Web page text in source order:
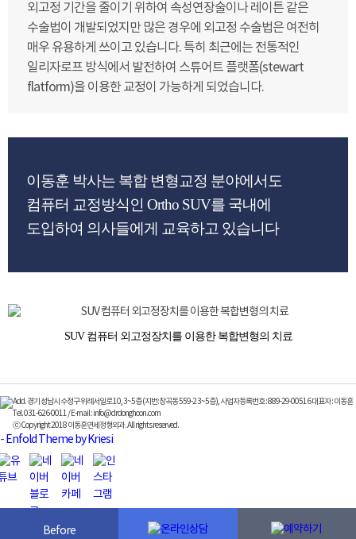
외고정 기간을 줄이기 위하여 속성연장술이나 레이튼 같은
수술법이 개발되었지만 많은 경우에 외고정 수술법은 여전히
매우 유용하게 쓰이고 있습니다. 특히 최근에는 전통적인
일리자로프 방식에서 발전하여 스튜어트 플랫폼(stewart
flatform)을 이용한 교정이 가능하게 되었습니다.
이동훈 박사는 복합 변형교정 분야에서도
컴퓨터 교정방식인 Ortho SUV를 국내에
도입하여 의사들에게 교육하고 있습니다
SUV 컴퓨터 외고정장치를 이용한 복합변형의 치료
Add. 경기 성남시 수정구 위례서일로 10, 3~5층 (지번:창곡동 559-2 3~5층), 사업자등록번호 : 889-29-00516 대표자 : 이동훈
Tel. 031-626-0011 / E-mail : info@drdonghoon.com
ⓒ Copyright 2018 이동훈연세정형외과. All rights reserved.
- Enfold Theme by Kriesi
Before